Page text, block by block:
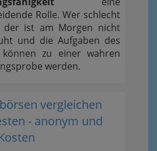
Rolle. Wer schlecht
der ist am Morgen nicht
und die Aufgaben des
können zu einer wahren
werden.
vergleichen
- anonym und